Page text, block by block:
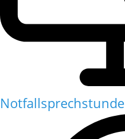
Notfallsprechstunde